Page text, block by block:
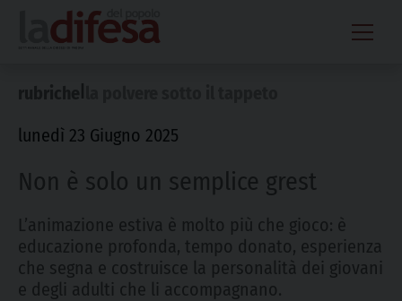
content
lunedì 23 Giugno 2025
Non è solo un semplice grest
L’animazione estiva è molto più che gioco: è
educazione profonda, tempo donato, esperienza
che segna e costruisce la personalità dei giovani
e degli adulti che li accompagnano.